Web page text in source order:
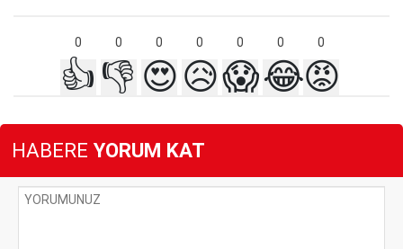
0 0 0 0 0 0 0
👍 👎 😍😥😱😂😡
HABERE YORUM KAT